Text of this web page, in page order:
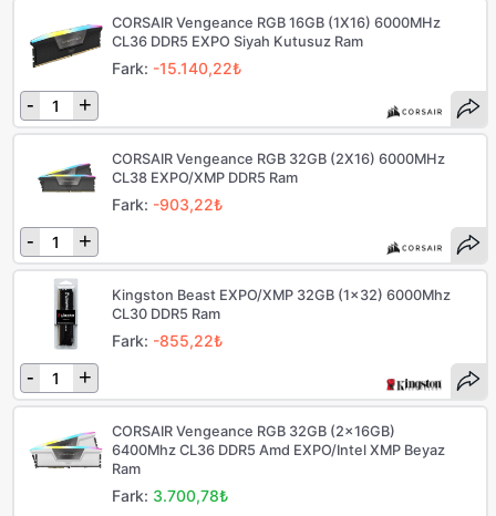
CORSAIR Vengeance RGB 16GB (1X16) 6000MHz
CL36 DDR5 EXPO Siyah Kutusuz Ram
Fark: -15.140,22₺
- +
CORSAIR Vengeance RGB 32GB (2X16) 6000MHz
CL38 EXPO/XMP DDR5 Ram
Fark: -903,22₺
- +
Kingston Beast EXPO/XMP 32GB (1x32) 6000Mhz
CL30 DDR5 Ram
Fark: -855,22₺
- +
CORSAIR Vengeance RGB 32GB (2x16GB)
6400Mhz CL36 DDR5 Amd EXPO/Intel XMP Beyaz
Ram
Fark: 3.700,78₺